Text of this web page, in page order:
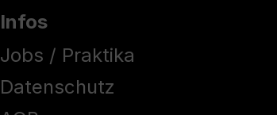
Infos
Jobs / Praktika
Datenschutz